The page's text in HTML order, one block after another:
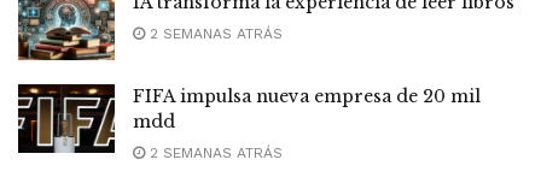
2 SEMANAS ATRÁS
FIFA impulsa nueva empresa de 20 mil
mdd
2 SEMANAS ATRÁS